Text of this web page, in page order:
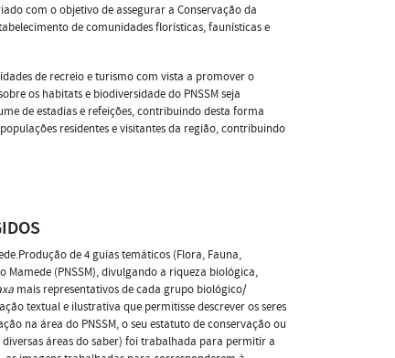
com o objetivo de assegurar a Conservação da
de comunidades florísticas, faunísticas e
de recreio e turismo com vista a promover o
os habitats e biodiversidade do PNSSM seja
de estadias e refeições, contribuindo desta forma
residentes e visitantes da região, contribuindo
de 4 guias temáticos (Flora, Fauna,
(PNSSM), divulgando a riqueza biológica,
mais representativos de cada grupo biológico/
textual e ilustrativa que permitisse descrever os seres
na área do PNSSM, o seu estatuto de conservação ou
áreas do saber) foi trabalhada para permitir a